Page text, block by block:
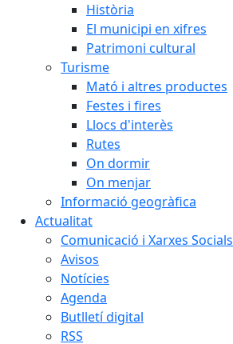
Història
El municipi en xifres
Patrimoni cultural
Turisme
Mató i altres productes
Festes i fires
Llocs d'interès
Rutes
On dormir
On menjar
Informació geogràfica
Actualitat
Comunicació i Xarxes Socials
Avisos
Notícies
Agenda
Butlletí digital
RSS